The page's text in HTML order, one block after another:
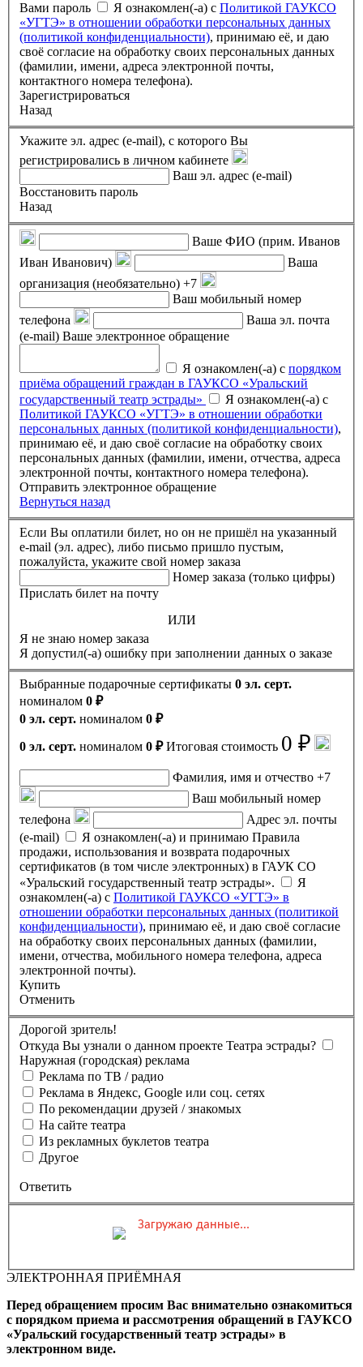
Вами пароль
Я ознакомлен(-а) с Политикой ГАУКСО
«УГТЭ» в отношении обработки персональных данных
(политикой конфиденциальности), принимаю её, и даю
своё согласие на обработку своих персональных данных
(фамилии, имени, адреса электронной почты,
контактного номера телефона).
Зарегистрироваться
Назад
Укажите эл. адрес (e-mail), с которого Вы
регистрировались в личном кабинете
Ваш эл. адрес (e-mail)
Восстановить пароль
Назад
Ваше ФИО (прим. Иванов
Иван Иванович)
Ваша
организация (необязательно) +7
Ваш мобильный номер
телефона
Ваша эл. почта
(e-mail) Ваше электронное обращение
Я ознакомлен(-а) с порядком
приёма обращений граждан в ГАУКСО «Уральский
государственный театр эстрады»
Я ознакомлен(-а) с
Политикой ГАУКСО «УГТЭ» в отношении обработки
персональных данных (политикой конфиденциальности),
принимаю её, и даю своё согласие на обработку своих
персональных данных (фамилии, имени, отчества, адреса
электронной почты, контактного номера телефона).
Отправить электронное обращение
Вернуться назад
Если Вы оплатили билет, но он не пришёл на указанный
e-mail (эл. адрес), либо письмо пришло пустым,
пожалуйста, укажите свой номер заказа
Номер заказа (только цифры)
Прислать билет на почту
ИЛИ
Я не знаю номер заказа
Я допустил(-а) ошибку при заполнении данных о заказе
Выбранные подарочные сертификаты 0 эл. серт.
номиналом 0 ₽
0 эл. серт. номиналом 0 ₽
0 эл. серт. номиналом 0 ₽ Итоговая стоимость 0 ₽
Фамилия, имя и отчество +7
Ваш мобильный номер
телефона
Адрес эл. почты
(e-mail)
Я ознакомлен(-а) и принимаю Правила
продажи, использования и возврата подарочных
сертификатов (в том числе электронных) в ГАУК СО
«Уральский государственный театр эстрады».
Я
ознакомлен(-а) с Политикой ГАУКСО «УГТЭ» в
отношении обработки персональных данных (политикой
конфиденциальности), принимаю её, и даю своё согласие
на обработку своих персональных данных (фамилии,
имени, отчества, мобильного номера телефона, адреса
электронной почты).
Купить
Отменить
Дорогой зритель!
Откуда Вы узнали о данном проекте Театра эстрады?
Наружная (городская) реклама
Реклама по ТВ / радио
Реклама в Яндекс, Google или соц. сетях
По рекомендации друзей / знакомых
На сайте театра
Из рекламных буклетов театра
Другое
Ответить
Загружаю данные...
Вы бронируете места наМероприятие состоитсяЗал
Промокод
Применить
Фамилия, Имя (Отчество
ЭЛЕКТРОННАЯ ПРИЁМНАЯ
Перед обращением просим Вас внимательно ознакомиться
с порядком приема и рассмотрения обращений в ГАУКСО
«Уральский государственный театр эстрады» в
электронном виде.